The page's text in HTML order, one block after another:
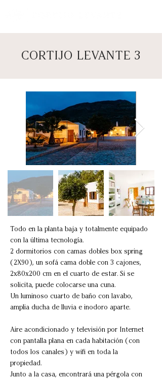
CORTIJO LEVANTE 3
Todo en la planta baja y totalmente equipado
con la última tecnología.
2 dormitorios con camas dobles box spring
(2X90), un sofá cama doble con 3 cajones,
2x80x200 cm en el cuarto de estar. Si se
solicita, puede colocarse una cuna.
Un luminoso cuarto de baño con lavabo,
amplia ducha de lluvia e inodoro aparte.
Aire acondicionado y televisión por Internet
con pantalla plana en cada habitación (con
todos los canales) y wifi en toda la
propiedad.
Junto a la casa, encontrará una pérgola con